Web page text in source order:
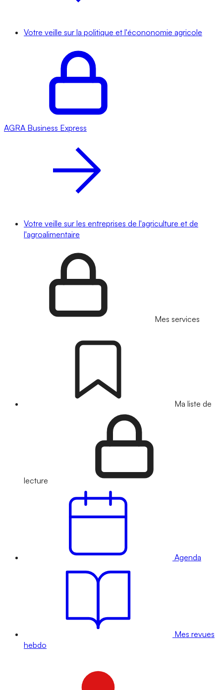
Votre veille sur la politique et l'écononomie agricole
AGRA Business Express
Votre veille sur les entreprises de l'agriculture et de
l'agroalimentaire
Mes services
Ma liste de
lecture
Agenda
Mes revues
hebdo